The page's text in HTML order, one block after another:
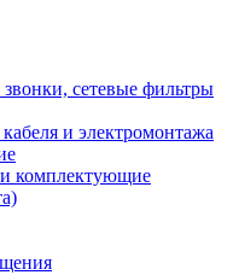
сетевые фильтры
и электромонтажа
комплектующие